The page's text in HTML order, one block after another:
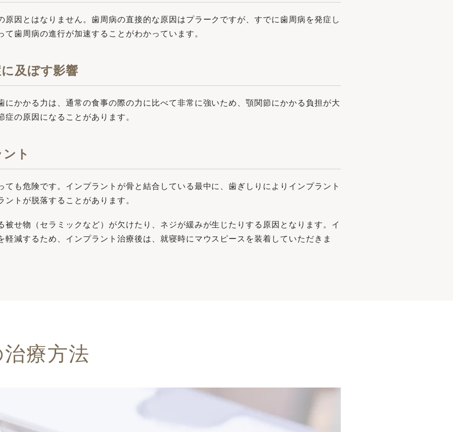
原因とはなりません。⻭周病の直接的な原因はプラークですが、すでに⻭周病を発症し
⻭周病の進⾏が加速することがわかっています。
及ぼす影響
にかかる⼒は、通常の⾷事の際の⼒に⽐べて⾮常に強いため、顎関節にかかる負担が⼤
の原因になることがあります。
ト
ても危険です。インプラントが⾻と結合している最中に、⻭ぎしりによりインプラント
トが脱落することがあります。
被せ物（セラミックなど）が⽋けたり、ネジが緩みが⽣じたりする原因となります。イ
軽減するため、インプラント治療後は、就寝時にマウスピースを装着していただきま
療⽅法